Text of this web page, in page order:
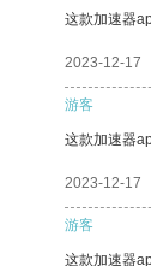
这款加速器
2023-12-17
游客
这款加速器
2023-12-17
游客
这款加速器